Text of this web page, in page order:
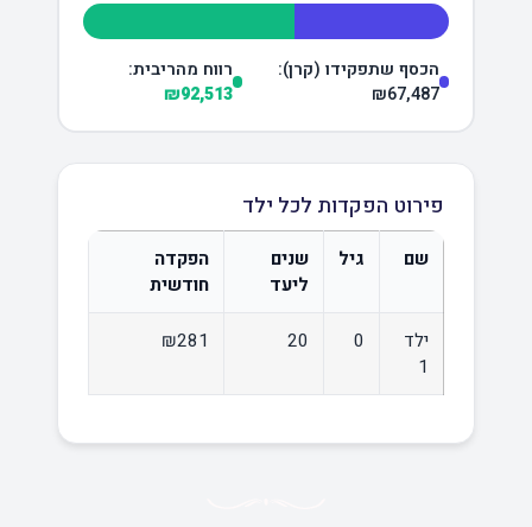
הכסף שתפקידו (קרן):
₪67,487
רווח מהריבית:
₪92,513
פירוט הפקדות לכל ילד
שם גיל
שנים
ליעד
הפקדה
חודשית
ילד
1
0
20
₪281